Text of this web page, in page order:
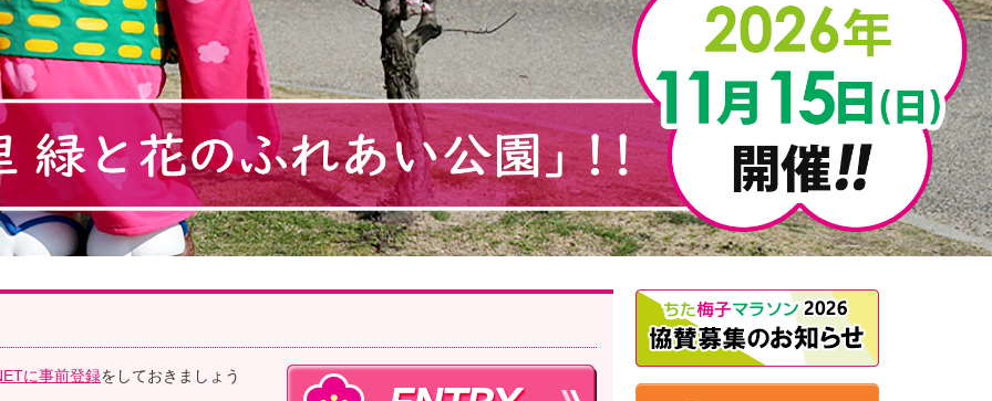
に事前登録をしておきましょう